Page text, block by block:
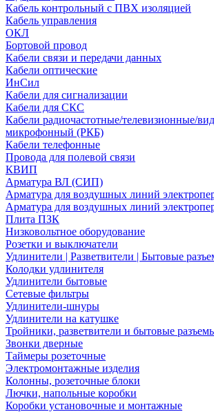
Кабель контрольный с ПВХ изоляцией
Кабель управления
ОКЛ
Бортовой провод
Кабели связи и передачи данных
Кабели оптические
ИнСил
Кабели для сигнализации
Кабели для СКС
Кабели радиочастотные/телевизионные/
микрофонный (РКБ)
Кабели телефонные
Провода для полевой связи
КВИП
Арматура ВЛ (СИП)
Арматура для воздушных линий
Арматура для воздушных линий
Плита ПЗК
Низковольтное оборудование
Розетки и выключатели
Удлинители | Разветвители | Бытовые
Колодки удлинителя
Удлинители бытовые
Сетевые фильтры
Удлинители-шнуры
Удлинители на катушке
Тройники, разветвители и бытовые
Звонки дверные
Таймеры розеточные
Электромонтажные изделия
Колонны, розеточные блоки
Лючки, напольные коробки
Коробки установочные и монтажные